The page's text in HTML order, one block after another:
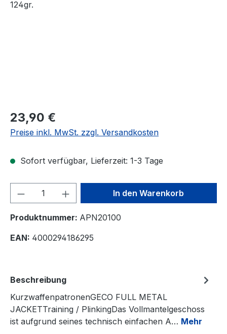
23,90 €
Preise inkl. MwSt. zzgl. Versandkosten
Sofort verfügbar, Lieferzeit: 1-3 Tage
Produkt Anzahl: Gib denIn den Warenkorb
Produktnummer: APN20100
EAN: 4000294186295
Beschreibung
KurzwaffenpatronenGECO FULL METAL
JACKETTraining / PlinkingDas Vollmantelgeschoss
ist aufgrund seines technisch einfachen A… Mehr